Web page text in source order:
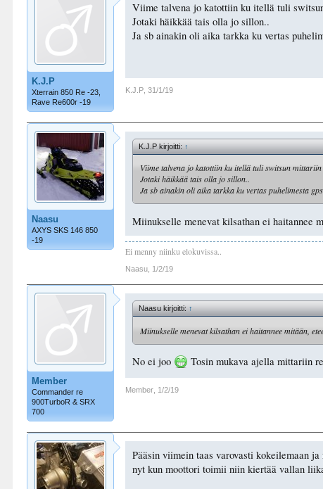
K.J.P
Xterrain 850 Re -23,
Rave Re600r -19
Viime talvena jo katottiin ku itellä tuli
Jotaki häikkää tais olla jo sillon..
Ja sb ainakin oli aika tarkka ku vertas
K.J.P 31/1/19
Naasu
AXYS SKS 146 850
-19
K.J.P kirjoitti:↑
Viime talvena jo katottiin ku itellä tuli switsun
Jotaki häikkää tais olla jo sillon..
Ja sb ainakin oli aika tarkka ku vertas puhelimesta
Miinukselle menevat kilsathan ei haitannee
Ei menny niinku elokuvissa..
Naasu 1/2/19
Member
Commander re
900TurboR & SRX
700
Naasu kirjoitti:↑
Miinukselle menevat kilsathan ei haitannee mitään,
No ei joo Tosin mukava ajella mittariin
Member 1/2/19
Pääsin viimein taas varovasti kokeilemaan
nyt kun moottori toimii niin kiertää vallan